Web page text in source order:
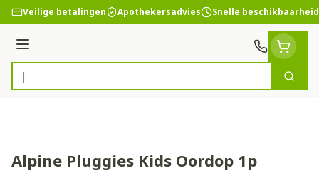
Ga naar de inhoud
Veilige betalingen Apothekersadvies Snelle beschikbaarheid
Menu
Product, merk, categorie...
Zoek
Alpine Pluggies Kids Oordop 1p